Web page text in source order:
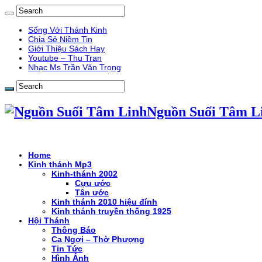
Sống Với Thánh Kinh
Chia Sẻ Niềm Tin
Giới Thiệu Sách Hay
Youtube – Thu Tran
Nhạc Ms Trần Văn Trọng
Nguồn Suối Tâm
Home
Kinh thánh Mp3
Kinh-thánh 2002
Cựu ước
Tân ước
Kinh thánh 2010 hiệu đính
Kinh thánh truyền thống 1925
Hội Thánh
Thông Báo
Ca Ngợi – Thờ Phượng
Tin Tức
Hình Ảnh